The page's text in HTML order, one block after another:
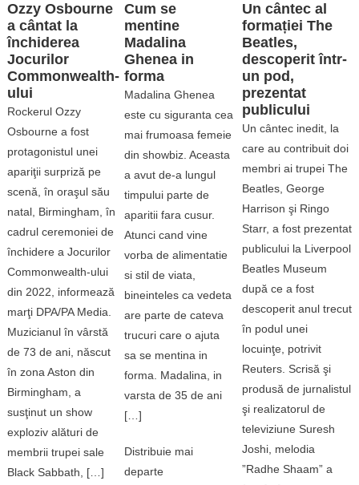
Ozzy Osbourne
a cântat la
închiderea
Jocurilor
Commonwealth-
ului
Rockerul Ozzy
Osbourne a fost
protagonistul unei
apariţii surpriză pe
scenă, în oraşul său
natal, Birmingham, în
cadrul ceremoniei de
închidere a Jocurilor
Commonwealth-ului
din 2022, informează
marţi DPA/PA Media.
Muzicianul în vârstă
de 73 de ani, născut
în zona Aston din
Birmingham, a
susţinut un show
exploziv alături de
membrii trupei sale
Black Sabbath, […]
Cum se
mentine
Madalina
Ghenea in
forma
Madalina Ghenea
este cu siguranta cea
mai frumoasa femeie
din showbiz. Aceasta
a avut de-a lungul
timpului parte de
aparitii fara cusur.
Atunci cand vine
vorba de alimentatie
si stil de viata,
bineinteles ca vedeta
are parte de cateva
trucuri care o ajuta
sa se mentina in
forma. Madalina, in
varsta de 35 de ani
[…]
Distribuie mai
departe
Un cântec al
formației The
Beatles,
descoperit într-
un pod,
prezentat
publicului
Un cântec inedit, la
care au contribuit doi
membri ai trupei The
Beatles, George
Harrison şi Ringo
Starr, a fost prezentat
publicului la Liverpool
Beatles Museum
după ce a fost
descoperit anul trecut
în podul unei
locuinţe, potrivit
Reuters. Scrisă şi
produsă de jurnalistul
şi realizatorul de
televiziune Suresh
Joshi, melodia
”Radhe Shaam” a